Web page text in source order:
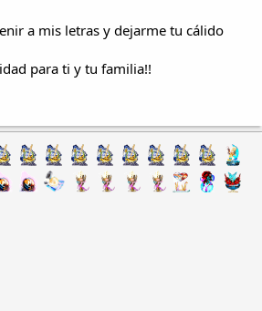
a mis letras y dejarme tu cálido
para ti y tu familia!!